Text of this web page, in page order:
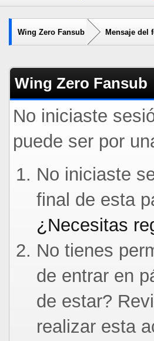
Wing Zero Fansub Mensaje del
Wing Zero Fansub
No iniciaste
puede ser por
No iniciaste
final de esta
¿Necesitas
No tienes
de entrar en
de estar?
realizar esta